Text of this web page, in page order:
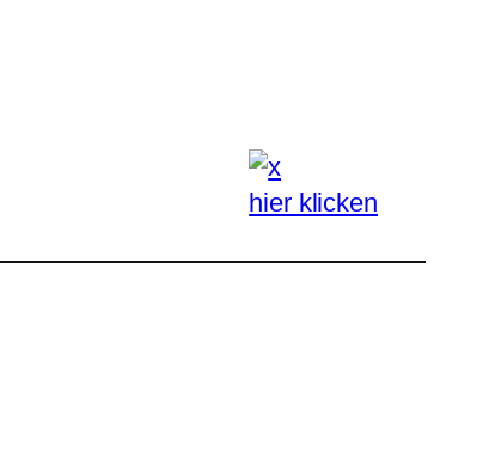
hier klicken